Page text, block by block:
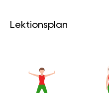
Lektionsplan